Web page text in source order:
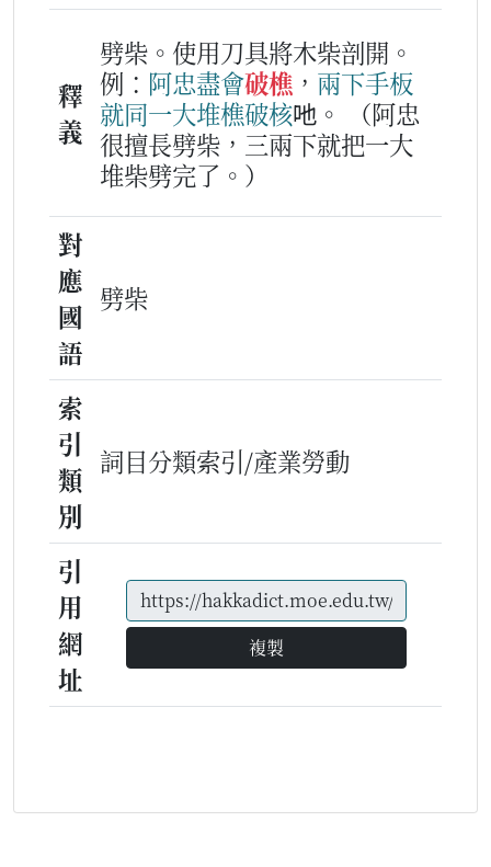
釋
義
劈柴。使用刀具將木柴剖開。
例： 阿忠盡會破樵 ， 兩下手板
就同一大堆樵破核吔。
（阿忠
很擅長劈柴，三兩下就把一大
堆柴劈完了。）
對
應
國
語
劈柴
索
引
類
別
詞目分類索引/產業勞動
引
用
網
址
複製